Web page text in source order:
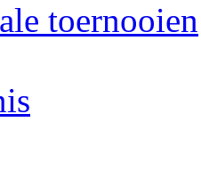
toernooien